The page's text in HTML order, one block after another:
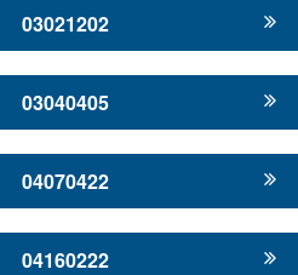
03021202
03040405
04070422
04160222